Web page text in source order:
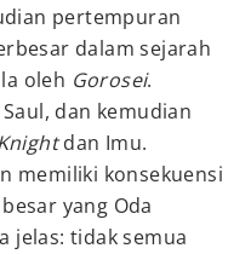
pertempuran
dalam sejarah
oleh Gorosei.
dan kemudian
dan Imu.
memiliki konsekuensi
yang Oda
jelas: tidak semua